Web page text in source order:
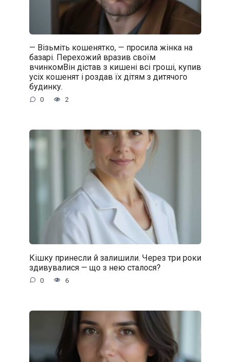
— Візьміть кошенятко, — просила жінка на
базарі. Перехожий вразив своїм
вчинкомВін дістав з кишені всі гроші, купив
усіх кошенят і роздав їх дітям з дитячого
будинку.
0 2
Кішку принесли й залишили. Через три роки
здивувалися — що з нею сталося?
0 6